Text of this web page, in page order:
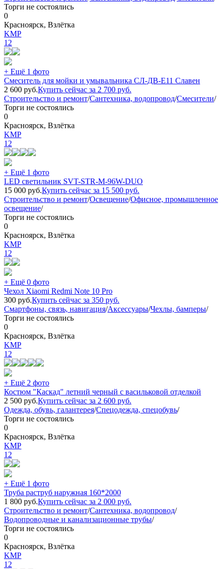
Торги не состоялись
0
Красноярск, Взлётка
KMP
12
+ Ещё 1 фото
Смеситель для мойки и умывальника СЛ-ДВ-Е11 Славен
2 600 руб.Купить сейчас за 2 700 руб.
Строительство и ремонт/Сантехника, водопровод/Смесители/
Торги не состоялись
0
Красноярск, Взлётка
KMP
12
+ Ещё 1 фото
LED светильник SVT-STR-M-96W-DUO
15 000 руб.Купить сейчас за 15 500 руб.
Строительство и ремонт/Освещение/Офисное, промышленное
освещение/
Торги не состоялись
0
Красноярск, Взлётка
KMP
12
+ Ещё 0 фото
Чехол Xiaomi Redmi Note 10 Pro
300 руб.Купить сейчас за 350 руб.
Смартфоны, связь, навигация/Аксессуары/Чехлы, бамперы/
Торги не состоялись
0
Красноярск, Взлётка
KMP
12
+ Ещё 2 фото
Костюм "Каскад" летний черный с васильковой отделкой
2 500 руб.Купить сейчас за 2 600 руб.
Одежда, обувь, галантерея/Спецодежда, спецобувь/
Торги не состоялись
0
Красноярск, Взлётка
KMP
12
+ Ещё 1 фото
Труба раструб наружная 160*2000
1 800 руб.Купить сейчас за 2 000 руб.
Строительство и ремонт/Сантехника, водопровод/
Водопроводные и канализационные трубы/
Торги не состоялись
0
Красноярск, Взлётка
KMP
12